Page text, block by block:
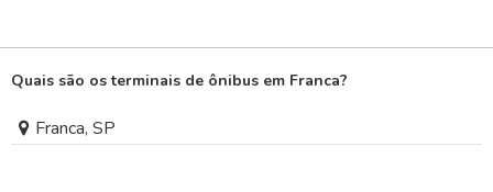
Quais são os terminais de ônibus em Franca?
Franca, SP